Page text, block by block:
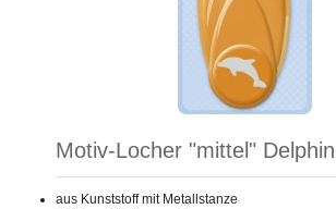
Motiv-Locher "mittel" Delphin
aus Kunststoff mit Metallstanze